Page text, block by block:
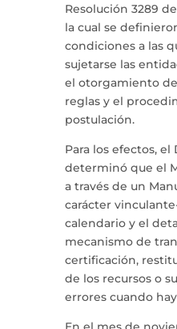
Resolución 3289
la cual se
condiciones a las
sujetarse las
el otorgamiento
reglas y el
postulación.
Para los efectos, el
determinó que el
a través de un
carácter
calendario y el
mecanismo de
certificación,
de los recursos o
errores cuando